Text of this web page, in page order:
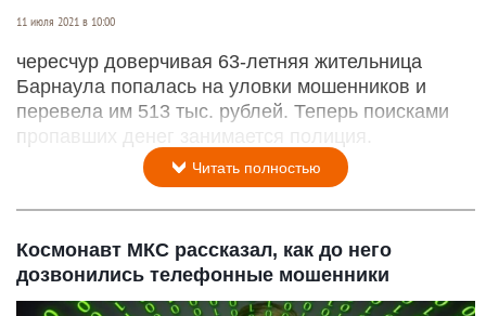
11 июля 2021 в 10:00
чересчур доверчивая 63-летняя жительница
Барнаула попалась на уловки мошенников и
перевела им 513 тыс. рублей. Теперь поисками
пропавших денег занимается полиция.
Читать полностью
Космонавт МКС рассказал, как до него
дозвонились телефонные мошенники